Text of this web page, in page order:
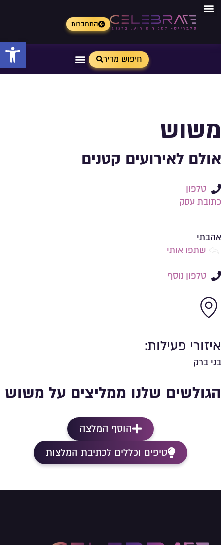
התחברות
חיפוש מהיר
משוש
אולם לאירועים קטנים
טלפון
כתובת עסק
שמירה ברשימת מועדפים
אהבתי
שתפו אותי
טלפון נוסף
איזורי פעילות:
בני ברק
הגולשים שלנו ממליצים על משוש
הוסף המלצה
טיפים וכללים לכתיבת המלצות